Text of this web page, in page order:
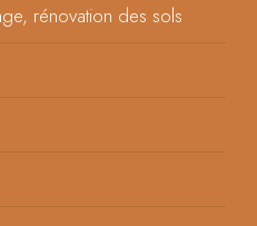
rénovation des sols